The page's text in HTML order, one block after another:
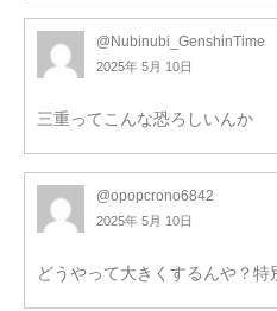
@Nubinubi_GenshinTime
2025年 5月 10日
三重ってこんな恐ろしいんか
@opopcrono6842
2025年 5月 10日
どうやって大きくするんや？特